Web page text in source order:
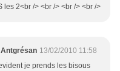
les 2<br /> <br /> <br /> <br />
13/02/2010 11:58
je prends les bisous